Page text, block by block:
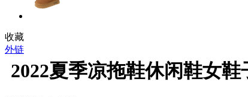
收藏
外链
2022夏季凉拖鞋休闲鞋女